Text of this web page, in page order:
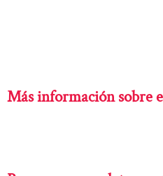
Más información sobre